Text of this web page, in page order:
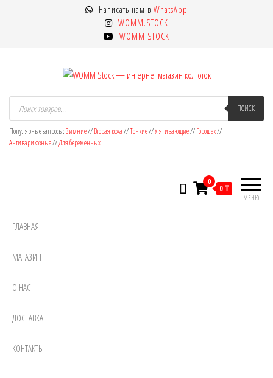
Написать нам в WhatsApp
WOMM.STOCK
WOMM.STOCK
WOMM Stock — интернет магазин
колготок
Колготки MANZI, Naja Street тонкие,
фантазийные, чулки, лосины
Поиск
товаров ПОИСК
Популярные запросы:Зимние//Вторая кожа//Тонкие//Утягивающие//Горошек//
Антиварикозные//Для беременных
МЕНЮ
0
0 ₸
ГЛАВНАЯ
МАГАЗИН
О НАС
ДОСТАВКА
КОНТАКТЫ